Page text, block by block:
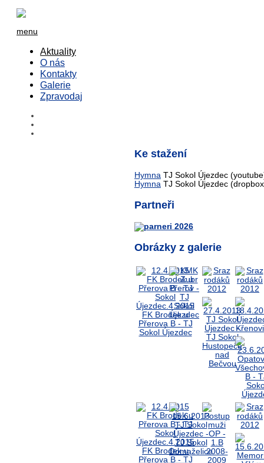
menu
Aktuality
O nás
Kontakty
Galerie
Zpravodaj
Ke stažení
Hymna TJ Sokol Újezdec
Hymna TJ Sokol Újezdec
Partneři
Obrázky z galerie